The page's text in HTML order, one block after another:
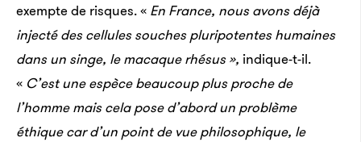
exempte de risques. « En France, nous avons déjà
injecté des cellules souches pluripotentes humaines
dans un singe, le macaque rhésus », indique-t-il.
« C’est une espèce beaucoup plus proche de
l’homme mais cela pose d’abord un problème
éthique car d’un point de vue philosophique, le